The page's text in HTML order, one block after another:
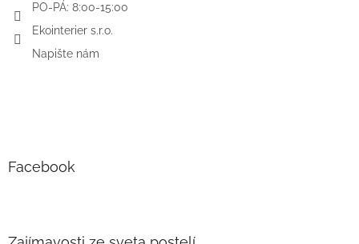
PO-PÁ: 8:00-15:00
Ekointerier s.r.o.
Napište nám
Facebook